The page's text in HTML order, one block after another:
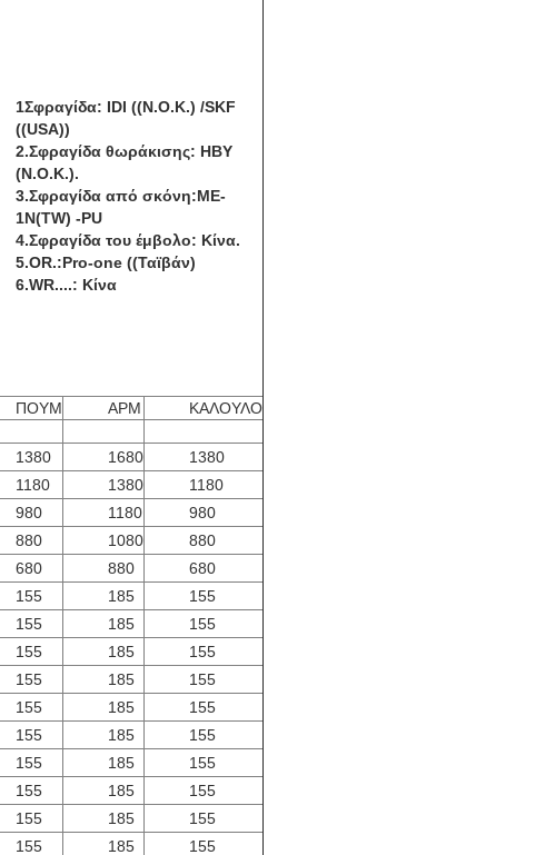
1Σφραγίδα: IDI ((N.O.K.) /SKF
((USA))
2.Σφραγίδα θωράκισης: HBY
(N.O.K.).
3.Σφραγίδα από σκόνη:ME-
1N(TW) -PU
4.Σφραγίδα του έμβολο: Κίνα.
5.OR.:Pro-one ((Ταϊβάν)
6.WR....: Κίνα
ΠΟΥΜ ΑΡΜ
ΚΑΛΟΥΛΟ
1380 1680
1380
1180 1380
1180
980 1180
980
880 1080
880
680 880
680
155 185
155
155 185
155
155 185
155
155 185
155
155 185
155
155 185
155
155 185
155
155 185
155
155 185
155
155 185
155